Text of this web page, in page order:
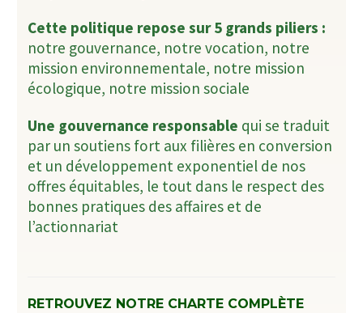
Cette politique repose sur 5 grands piliers :
notre gouvernance, notre vocation, notre
mission environnementale, notre mission
écologique, notre mission sociale
Une gouvernance responsable qui se traduit
par un soutiens fort aux filières en conversion
et un développement exponentiel de nos
offres équitables, le tout dans le respect des
bonnes pratiques des affaires et de
l’actionnariat
RETROUVEZ NOTRE CHARTE COMPLÈTE